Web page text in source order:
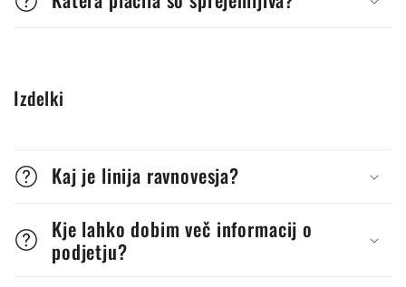
Izdelki
Kaj je linija ravnovesja?
Kje lahko dobim več informacij o
podjetju?